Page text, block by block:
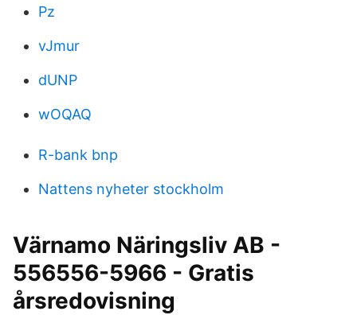
Pz
vJmur
dUNP
wOQAQ
R-bank bnp
Nattens nyheter stockholm
Värnamo Näringsliv AB -
556556-5966 - Gratis
årsredovisning